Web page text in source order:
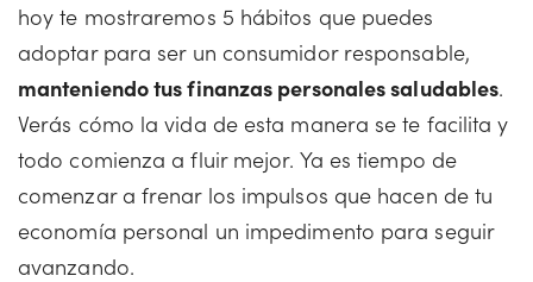
hoy te mostraremos 5 hábitos que puedes
adoptar para ser un consumidor responsable,
manteniendo tus finanzas personales saludables.
Verás cómo la vida de esta manera se te facilita y
todo comienza a fluir mejor. Ya es tiempo de
comenzar a frenar los impulsos que hacen de tu
economía personal un impedimento para seguir
avanzando.